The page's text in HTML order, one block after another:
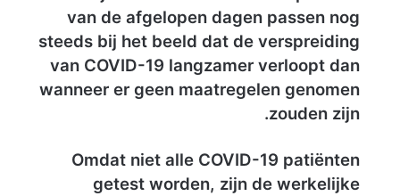
o
o
r
l
van de afgelopen dagen passen nog
steeds bij het beeld dat de verspreiding
van COVID-19 langzamer verloopt dan
wanneer er geen maatregelen genomen
zouden zijn.
Omdat niet alle COVID-19 patiënten
getest worden, zijn de werkelijke